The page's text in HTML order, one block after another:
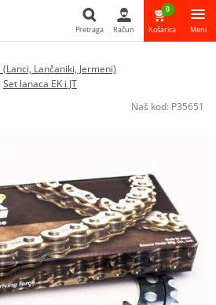
Pretraga Račun
0
Košarica Meni
(Lanci, Lančaniki, Jermeni)
Set lanaca EK i JT
Naš kod: P35651